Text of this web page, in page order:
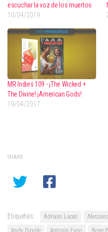
escuchar la voz de los muertos
10/04/2019
MR Indies 109 - ¡The Wicked +
The Divine! ¡American Gods!
19/04/2017
SHARE
Etiquetas: Adriano Lucas